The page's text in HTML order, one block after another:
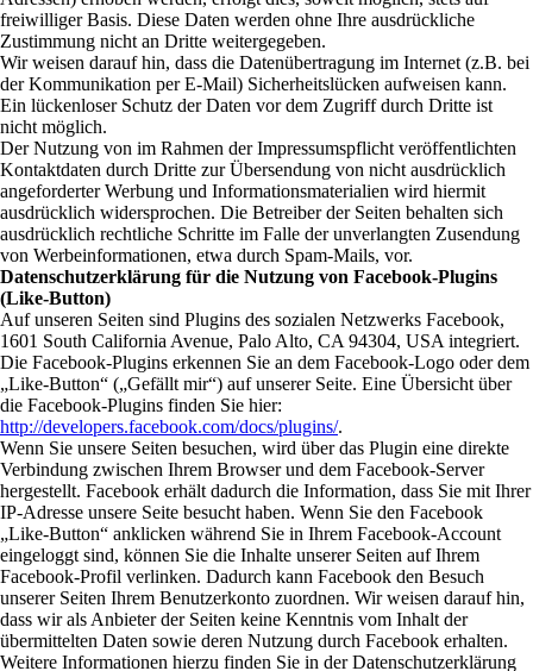
freiwilliger Basis. Diese Daten werden ohne Ihre ausdrückliche
Zustimmung nicht an Dritte weitergegeben.
Wir weisen darauf hin, dass die Datenübertragung im Internet (z.B. bei
der Kommunikation per E-Mail) Sicherheitslücken aufweisen kann.
Ein lückenloser Schutz der Daten vor dem Zugriff durch Dritte ist
nicht möglich.
Der Nutzung von im Rahmen der Impressumspflicht veröffentlichten
Kontaktdaten durch Dritte zur Übersendung von nicht ausdrücklich
angeforderter Werbung und Informationsmaterialien wird hiermit
ausdrücklich widersprochen. Die Betreiber der Seiten behalten sich
ausdrücklich rechtliche Schritte im Falle der unverlangten Zusendung
von Werbeinformationen, etwa durch Spam-Mails, vor.
Datenschutzerklärung für die Nutzung von Facebook-Plugins
(Like-Button)
Auf unseren Seiten sind Plugins des sozialen Netzwerks Facebook,
1601 South California Avenue, Palo Alto, CA 94304, USA integriert.
Die Facebook-Plugins erkennen Sie an dem Facebook-Logo oder dem
„Like-Button“ („Gefällt mir“) auf unserer Seite. Eine Übersicht über
die Facebook-Plugins finden Sie hier:
http://developers.facebook.com/docs/plugins/.
Wenn Sie unsere Seiten besuchen, wird über das Plugin eine direkte
Verbindung zwischen Ihrem Browser und dem Facebook-Server
hergestellt. Facebook erhält dadurch die Information, dass Sie mit Ihrer
IP-Adresse unsere Seite besucht haben. Wenn Sie den Facebook
„Like-Button“ anklicken während Sie in Ihrem Facebook-Account
eingeloggt sind, können Sie die Inhalte unserer Seiten auf Ihrem
Facebook-Profil verlinken. Dadurch kann Facebook den Besuch
unserer Seiten Ihrem Benutzerkonto zuordnen. Wir weisen darauf hin,
dass wir als Anbieter der Seiten keine Kenntnis vom Inhalt der
übermittelten Daten sowie deren Nutzung durch Facebook erhalten.
Weitere Informationen hierzu finden Sie in der Datenschutzerklärung